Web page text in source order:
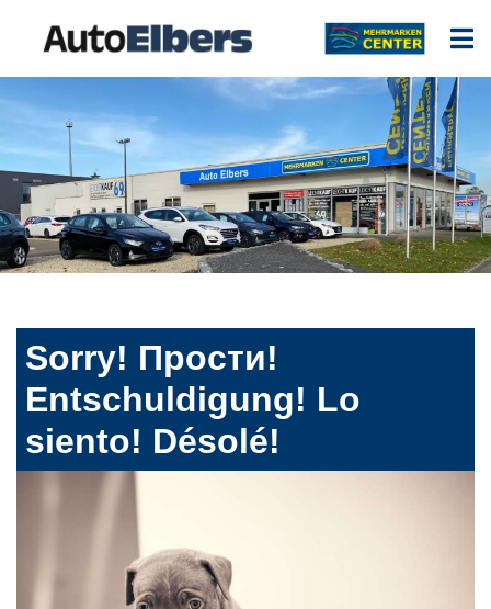
Sorry! Прости!
Entschuldigung! Lo
siento! Désolé!